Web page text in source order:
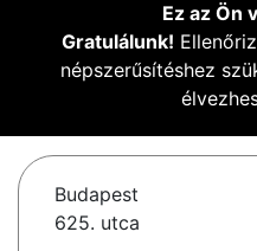
Ez az Ön
Gratulálunk!
népszerűsítéshez
Budapest
625. utca